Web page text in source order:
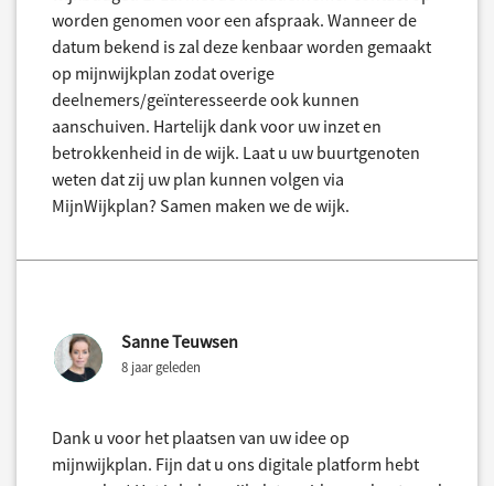
worden genomen voor een afspraak. Wanneer de
datum bekend is zal deze kenbaar worden gemaakt
op mijnwijkplan zodat overige
deelnemers/geïnteresseerde ook kunnen
aanschuiven. Hartelijk dank voor uw inzet en
betrokkenheid in de wijk. Laat u uw buurtgenoten
weten dat zij uw plan kunnen volgen via
MijnWijkplan? Samen maken we de wijk.
Sanne Teuwsen
8 jaar geleden
Dank u voor het plaatsen van uw idee op
mijnwijkplan. Fijn dat u ons digitale platform hebt